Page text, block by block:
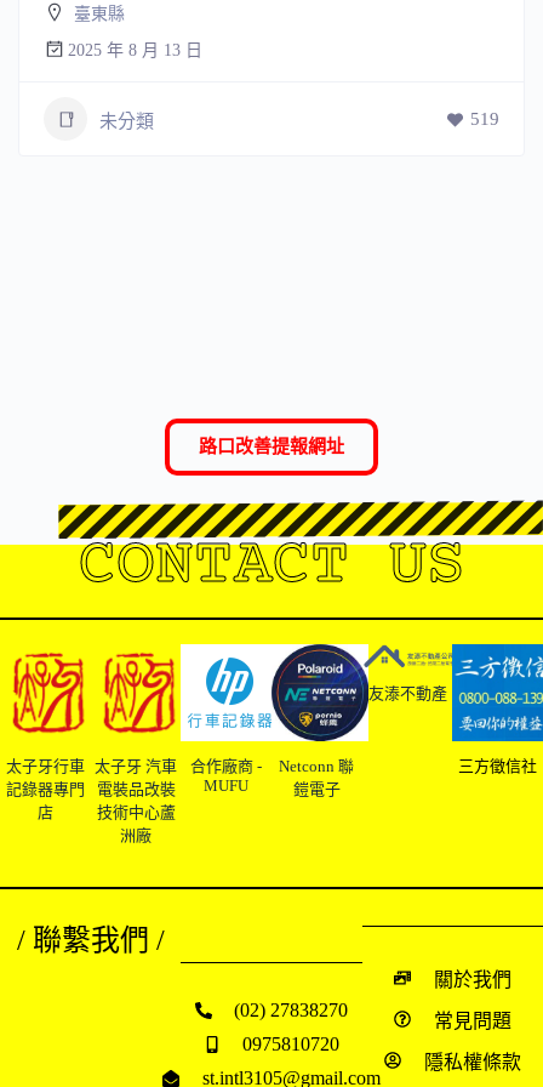
臺東縣
2025 年 8 月 13 日
未分類 519
路口改善提報網址
CONTACT US
太子牙行車
記錄器專門
店
太子牙 汽車
電裝品改裝
技術中心蘆
洲廠
合作廠商 -
MUFU
Netconn 聯
鎧電子
友溙不動產
三方徵信社
/ 聯繫我們 /
(02) 27838270
0975810720
st.intl3105@gmail.com
關於我們
常見問題
隱私權條款